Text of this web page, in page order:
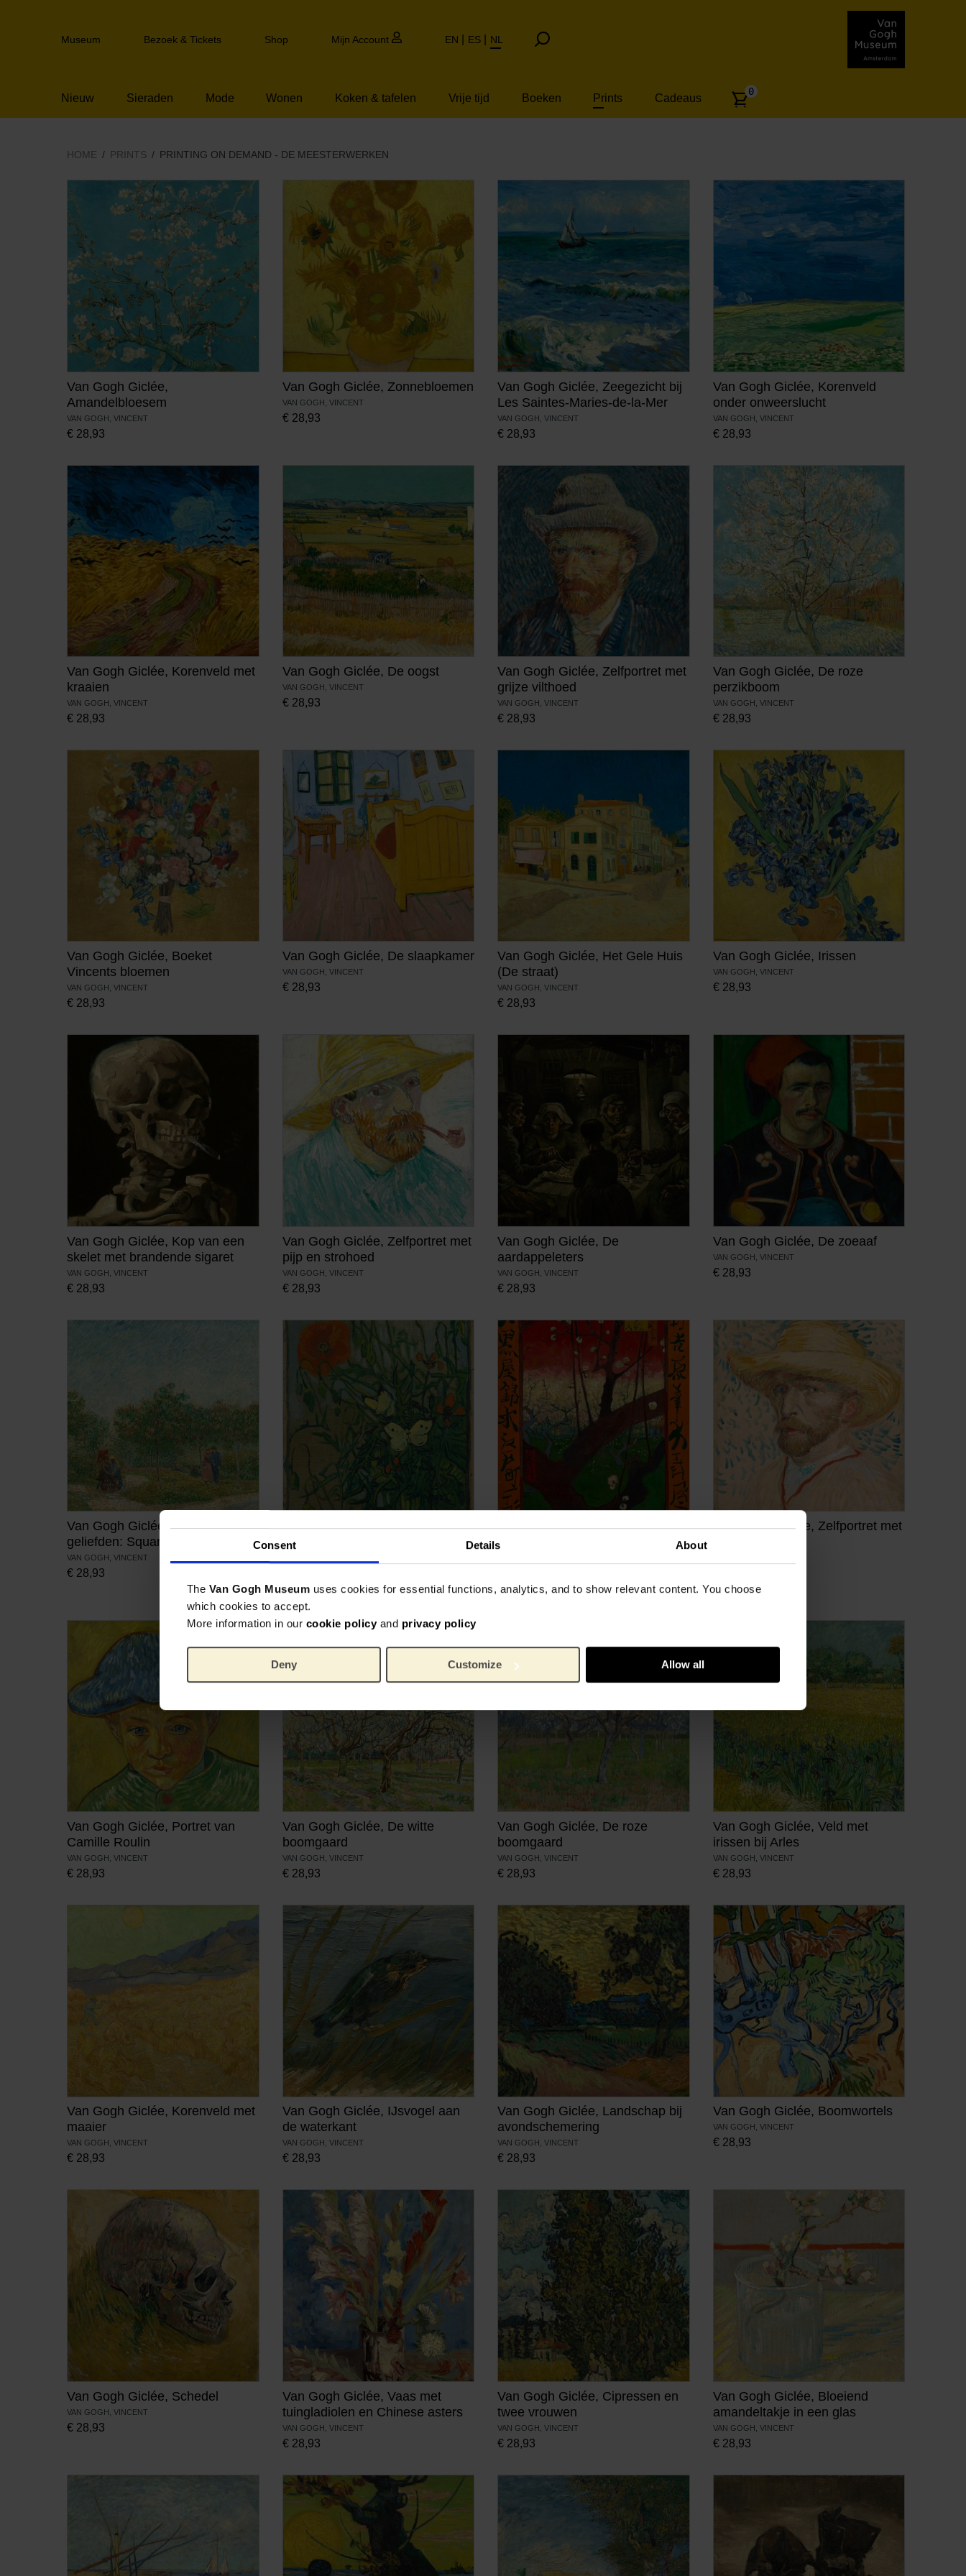
Consent Details About
The Van Gogh Museum uses cookies for essential functions, analytics, and to show relevant content. You choose
which cookies to accept.
More information in our cookie policy and privacy policy
Deny Customize Allow all
Spring
Header
Museum Bezoek & Tickets Shop Mijn Account EN ES NL
Nieuw Sieraden Mode Wonen Koken & tafelen Vrije tijd Boeken Prints Cadeaus
Aantal
0
HOME PRINTS PRINTING ON DEMAND - DE MEESTERWERKEN
Van Gogh Giclée,
Amandelbloesem
VAN GOGH, VINCENT
€ 28,93
Van Gogh Giclée, Zonnebloemen
VAN GOGH, VINCENT
€ 28,93
Van Gogh Giclée, Zeegezicht bij
Les Saintes-Maries-de-la-Mer
VAN GOGH, VINCENT
€ 28,93
Van Gogh Giclée, Korenveld
onder onweerslucht
VAN GOGH, VINCENT
€ 28,93
Van Gogh Giclée, Korenveld met
kraaien
VAN GOGH, VINCENT
€ 28,93
Van Gogh Giclée, De oogst
VAN GOGH, VINCENT
€ 28,93
Van Gogh Giclée, Zelfportret met
grijze vilthoed
VAN GOGH, VINCENT
€ 28,93
Van Gogh Giclée, De roze
perzikboom
VAN GOGH, VINCENT
€ 28,93
Van Gogh Giclée, Boeket
Vincents bloemen
VAN GOGH, VINCENT
€ 28,93
Van Gogh Giclée, De slaapkamer
VAN GOGH, VINCENT
€ 28,93
Van Gogh Giclée, Het Gele Huis
(De straat)
VAN GOGH, VINCENT
€ 28,93
Van Gogh Giclée, Irissen
VAN GOGH, VINCENT
€ 28,93
Van Gogh Giclée, Kop van een
skelet met brandende sigaret
VAN GOGH, VINCENT
€ 28,93
Van Gogh Giclée, Zelfportret met
pijp en strohoed
VAN GOGH, VINCENT
€ 28,93
Van Gogh Giclée, De
aardappeleters
VAN GOGH, VINCENT
€ 28,93
Van Gogh Giclée, De zoeaaf
VAN GOGH, VINCENT
€ 28,93
Van Gogh Giclée, Tuin met
geliefden: Square Saint-Pierre
VAN GOGH, VINCENT
€ 28,93
Van Gogh Giclée, Vlinders en
klaprozen
Van Gogh Giclée, Bloeiende
pruimenboomgaard (naar
€28,93
Van Gogh Giclée, Zelfportret met
Van Gogh Giclée, Portret van
Camille Roulin
VAN GOGH, VINCENT
€ 28,93
Van Gogh Giclée, De witte
boomgaard
VAN GOGH, VINCENT
€ 28,93
Van Gogh Giclée, De roze
boomgaard
VAN GOGH, VINCENT
€ 28,93
Van Gogh Giclée, Veld met
irissen bij Arles
VAN GOGH, VINCENT
€ 28,93
Van Gogh Giclée, Korenveld met
maaier
VAN GOGH, VINCENT
€ 28,93
Van Gogh Giclée, IJsvogel aan
de waterkant
VAN GOGH, VINCENT
€ 28,93
Van Gogh Giclée, Landschap bij
avondschemering
VAN GOGH, VINCENT
€ 28,93
Van Gogh Giclée, Boomwortels
VAN GOGH, VINCENT
€ 28,93
Van Gogh Giclée, Schedel
VAN GOGH, VINCENT
€ 28,93
Van Gogh Giclée, Vaas met
tuingladiolen en Chinese asters
VAN GOGH, VINCENT
€ 28,93
Van Gogh Giclée, Cipressen en
twee vrouwen
VAN GOGH, VINCENT
€ 28,93
Van Gogh Giclée, Bloeiend
amandeltakje in een glas
VAN GOGH, VINCENT
€ 28,93